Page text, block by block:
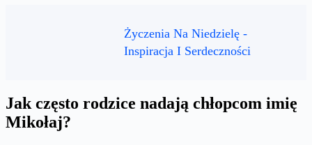
Życzenia Na Niedzielę -
Inspiracja I Serdeczności
Jak często rodzice nadają chłopcom imię
Mikołaj?